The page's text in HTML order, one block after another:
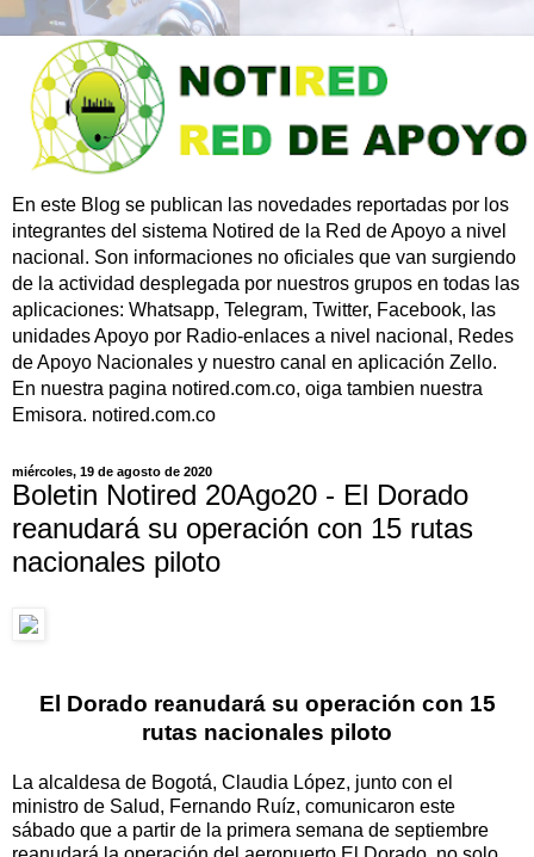
En este Blog se publican las novedades reportadas por los
integrantes del sistema Notired de la Red de Apoyo a nivel
nacional. Son informaciones no oficiales que van surgiendo
de la actividad desplegada por nuestros grupos en todas las
aplicaciones: Whatsapp, Telegram, Twitter, Facebook, las
unidades Apoyo por Radio-enlaces a nivel nacional, Redes
de Apoyo Nacionales y nuestro canal en aplicación Zello.
En nuestra pagina notired.com.co, oiga tambien nuestra
Emisora. notired.com.co
miércoles, 19 de agosto de 2020
Boletin Notired 20Ago20 - El Dorado
reanudará su operación con 15 rutas
nacionales piloto
El Dorado reanudará su operación con 15
rutas nacionales piloto
La alcaldesa de Bogotá, Claudia López, junto con el
ministro de Salud, Fernando Ruíz, comunicaron este
sábado que a partir de la primera semana de septiembre